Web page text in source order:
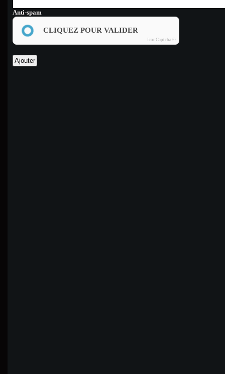
Anti-spam
CLIQUEZ POUR VALIDER
IconCaptcha ©